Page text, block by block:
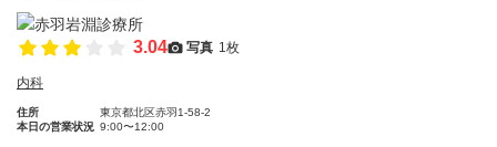
3.04 写真 1枚
内科
住所
東京都北区赤羽1-58-2
本日の営業状況 9:00〜12:00